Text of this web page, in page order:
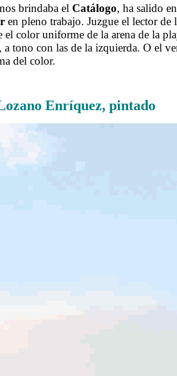
brindaba el Catálogo, ha salido
en pleno trabajo. Juzgue el lector de
color uniforme de la arena de la
a tono con las de la izquierda. O el
del color.
Enríquez, pintado